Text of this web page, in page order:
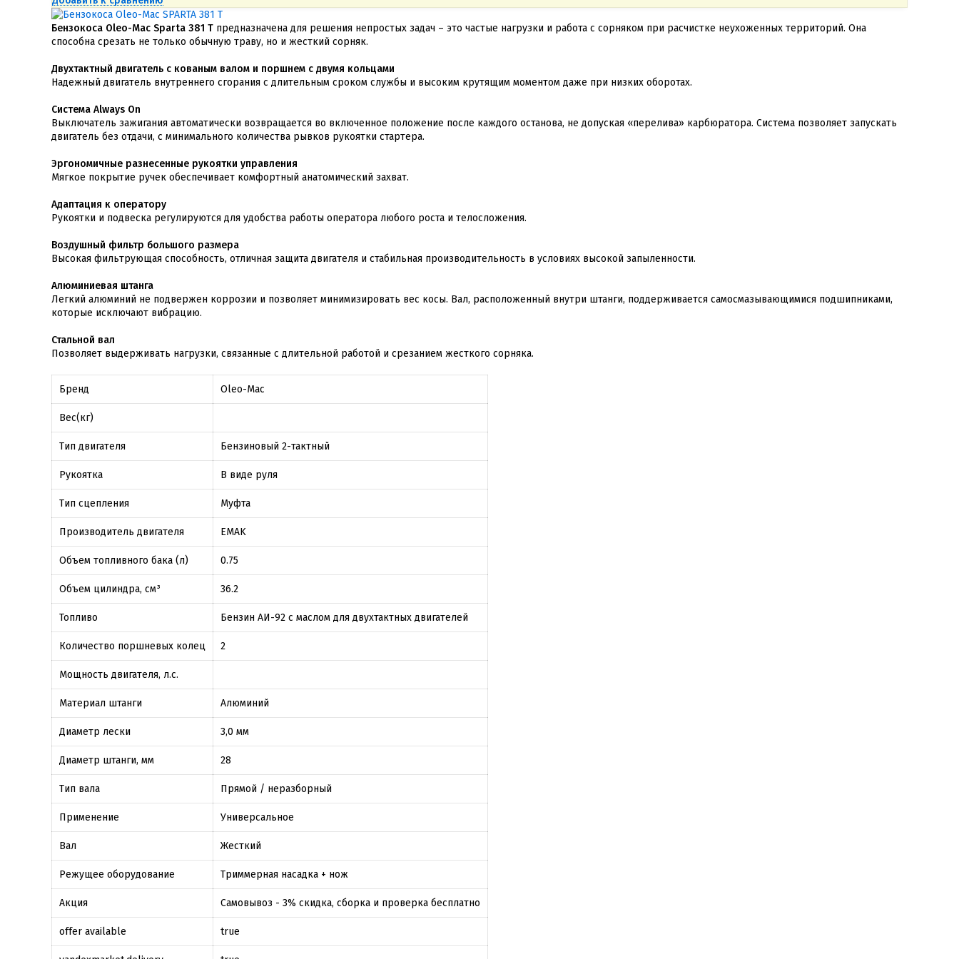
Бензокоса Oleo-Mac Sparta 381 Т предназначена для решения непростых задач – это частые нагрузки и работа с сорняком при расчистке неухоженных территорий. Она
способна срезать не только обычную траву, но и жесткий сорняк.
Двухтактный двигатель с кованым валом и поршнем с двумя кольцами
Надежный двигатель внутреннего сгорания с длительным сроком службы и высоким крутящим моментом даже при низких оборотах.
Система Always On
Выключатель зажигания автоматически возвращается во включенное положение после каждого останова, не допуская «перелива» карбюратора. Система позволяет запускать
двигатель без отдачи, с минимального количества рывков рукоятки стартера.
Эргономичные разнесенные рукоятки управления
Мягкое покрытие ручек обеспечивает комфортный анатомический захват.
Адаптация к оператору
Рукоятки и подвеска регулируются для удобства работы оператора любого роста и телосложения.
Воздушный фильтр большого размера
Высокая фильтрующая способность, отличная защита двигателя и стабильная производительность в условиях высокой запыленности.
Алюминиевая штанга
Легкий алюминий не подвержен коррозии и позволяет минимизировать вес косы. Вал, расположенный внутри штанги, поддерживается самосмазывающимися подшипниками,
которые исключают вибрацию.
Стальной вал
Позволяет выдерживать нагрузки, связанные с длительной работой и срезанием жесткого сорняка.
Бренд Oleo-Mac
Вес(кг)
Тип двигателя Бензиновый 2-тактный
Рукоятка В виде руля
Тип сцепления Муфта
Производитель двигателя EMAK
Объем топливного бака (л) 0.75
Объем цилиндра, см³ 36.2
Топливо Бензин АИ-92 с маслом для двухтактных двигателей
Количество поршневых колец 2
Мощность двигателя, л.с.
Материал штанги Алюминий
Диаметр лески 3,0 мм
Диаметр штанги, мм 28
Тип вала Прямой / неразборный
Применение Универсальное
Вал Жесткий
Режущее оборудование Триммерная насадка + нож
Акция Самовывоз - 3% скидка, сборка и проверка бесплатно
offer available true